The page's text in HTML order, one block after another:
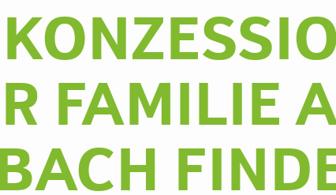
FAMILIE